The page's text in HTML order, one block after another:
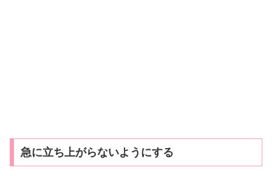
急に立ち上がらないようにする